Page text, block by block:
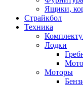
Ящики,
Страйкбол
Техника
Лодки
Моторы